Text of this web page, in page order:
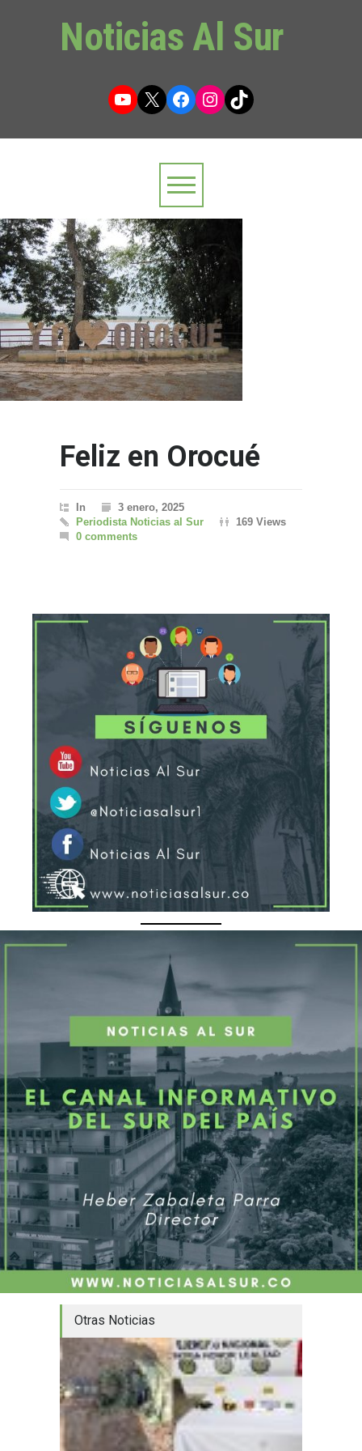
Noticias Al Sur
YouTube
X Facebook
Instagram
TikTok
Feliz en Orocué
In
3 enero, 2025
Periodista Noticias al Sur
169 Views
0 comments
Otras Noticias